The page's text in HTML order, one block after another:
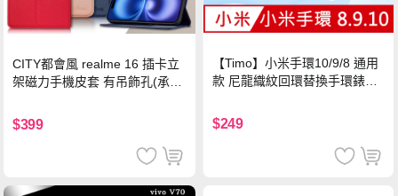
CITY都會風 realme 16 插卡立
架磁力手機皮套 有吊飾孔(承諾
$399
【Timo】小米手環10/9/8 通用
款 尼龍織紋回環替換手環錶帶-
$249